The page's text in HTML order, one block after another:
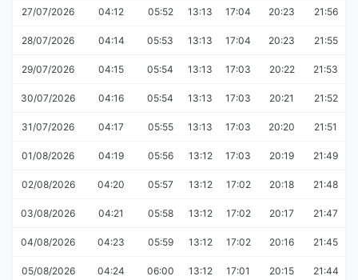
27/07/2026 04:12 05:52 13:13 17:04 20:23 21:56
28/07/2026 04:14 05:53 13:13 17:04 20:23 21:55
29/07/2026 04:15 05:54 13:13 17:03 20:22 21:53
30/07/2026 04:16 05:54 13:13 17:03 20:21 21:52
31/07/2026 04:17 05:55 13:13 17:03 20:20 21:51
01/08/2026 04:19 05:56 13:12 17:03 20:19 21:49
02/08/2026 04:20 05:57 13:12 17:02 20:18 21:48
03/08/2026 04:21 05:58 13:12 17:02 20:17 21:47
04/08/2026 04:23 05:59 13:12 17:02 20:16 21:45
05/08/2026 04:24 06:00 13:12 17:01 20:15 21:44